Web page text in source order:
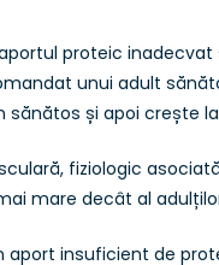
proteic
unui adult
sănătos și apoi crește
fiziologic
mare decât al
aport insuficient de